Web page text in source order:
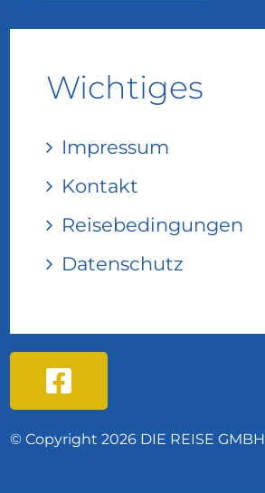
Wichtiges
Impressum
Kontakt
Reisebedingungen
Datenschutz
© Copyright 2026 DIE REISE GMBH